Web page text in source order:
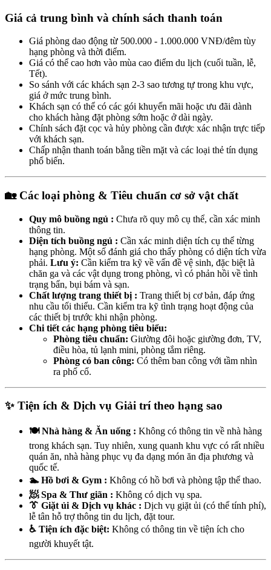
Giá cả trung bình và chính sách thanh toán
Giá phòng dao động từ 500.000 - 1.000.000 VNĐ/đêm tùy
hạng phòng và thời điểm.
Giá có thể cao hơn vào mùa cao điểm du lịch (cuối tuần, lễ,
Tết).
So sánh với các khách sạn 2-3 sao tương tự trong khu vực,
giá ở mức trung bình.
Khách sạn có thể có các gói khuyến mãi hoặc ưu đãi dành
cho khách hàng đặt phòng sớm hoặc ở dài ngày.
Chính sách đặt cọc và hủy phòng cần được xác nhận trực tiếp
với khách sạn.
Chấp nhận thanh toán bằng tiền mặt và các loại thẻ tín dụng
phổ biến.
🏡 Các loại phòng & Tiêu chuẩn cơ sở vật chất
Quy mô buồng ngủ : Chưa rõ quy mô cụ thể, cần xác minh
thông tin.
Diện tích buồng ngủ : Cần xác minh diện tích cụ thể từng
hạng phòng. Một số đánh giá cho thấy phòng có diện tích vừa
phải. Lưu ý: Cần kiểm tra kỹ về vấn đề vệ sinh, đặc biệt là
chăn ga và các vật dụng trong phòng, vì có phản hồi về tình
trạng bẩn, bụi bám và sạn.
Chất lượng trang thiết bị : Trang thiết bị cơ bản, đáp ứng
nhu cầu tối thiểu. Cần kiểm tra kỹ tình trạng hoạt động của
các thiết bị trước khi nhận phòng.
Chi tiết các hạng phòng tiêu biểu:
Phòng tiêu chuẩn: Giường đôi hoặc giường đơn, TV,
điều hòa, tủ lạnh mini, phòng tắm riêng.
Phòng có ban công: Có thêm ban công với tầm nhìn
ra phố cổ.
✨ Tiện ích & Dịch vụ Giải trí theo hạng sao
🍽️ Nhà hàng & Ăn uống : Không có thông tin về nhà hàng
trong khách sạn. Tuy nhiên, xung quanh khu vực có rất nhiều
quán ăn, nhà hàng phục vụ đa dạng món ăn địa phương và
quốc tế.
🏊 Hồ bơi & Gym : Không có hồ bơi và phòng tập thể thao.
🧖 Spa & Thư giãn : Không có dịch vụ spa.
👔 Giặt ủi & Dịch vụ khác : Dịch vụ giặt ủi (có thể tính phí),
lễ tân hỗ trợ thông tin du lịch, đặt tour.
♿ Tiện ích đặc biệt: Không có thông tin về tiện ích cho
người khuyết tật.